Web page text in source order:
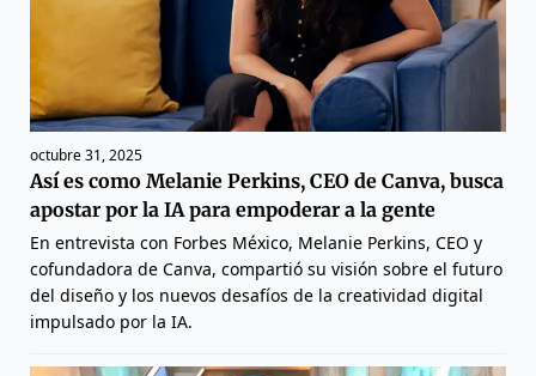
octubre 31, 2025
Así es como Melanie Perkins, CEO de Canva, busca
apostar por la IA para empoderar a la gente
En entrevista con Forbes México, Melanie Perkins, CEO y
cofundadora de Canva, compartió su visión sobre el futuro
del diseño y los nuevos desafíos de la creatividad digital
impulsado por la IA.